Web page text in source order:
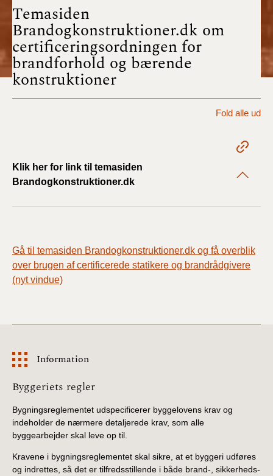
2022)
BR18 (1/7 - 16/9
2022)
BR18 (1/1 - 30/6
BR18 (1/1-29/6
2021)
BR18 (10/3-30/6
2020)
BR18 (4/7-31/12
2018)
BR18 (1/1-30/6
2018)
Temasiden
Brandogkonstruktioner.dk om
certificeringsordningen for
brandforhold og bærende
konstruktioner
Fold alle ud
Klik her for link til temasiden
Brandogkonstruktioner.dk
Gå til temasiden Brandogkonstruktioner.dk og få overblik
over brugen af certificerede statikere og brandrådgivere
(nyt vindue)
Information
Information
Byggeriets regler
Bygningsreglementet udspecificerer byggelovens krav og
indeholder de nærmere detaljerede krav, som alle
byggearbejder skal leve op til.
Kravene i bygningsreglementet skal sikre, at et byggeri udføres
og indrettes, så det er tilfredsstillende i både brand-, sikkerheds-